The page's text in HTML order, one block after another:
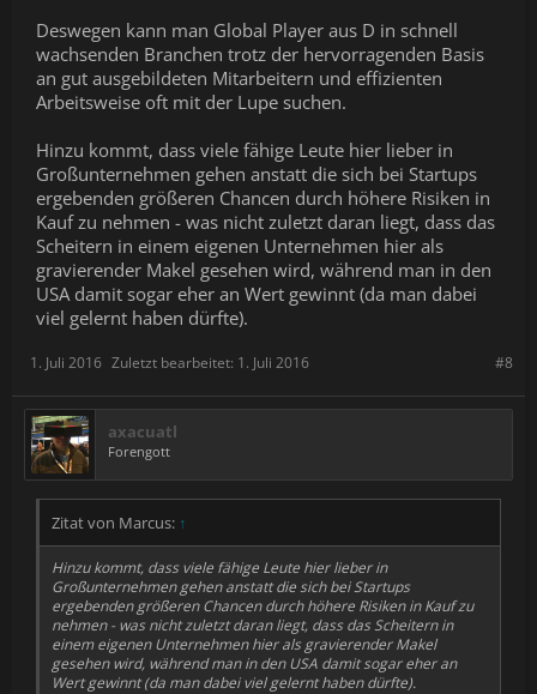
Deswegen kann man Global Player aus D in schnell
wachsenden Branchen trotz der hervorragenden Basis
an gut ausgebildeten Mitarbeitern und effizienten
Arbeitsweise oft mit der Lupe suchen.
Hinzu kommt, dass viele fähige Leute hier lieber in
Großunternehmen gehen anstatt die sich bei Startups
ergebenden größeren Chancen durch höhere Risiken in
Kauf zu nehmen - was nicht zuletzt daran liegt, dass das
Scheitern in einem eigenen Unternehmen hier als
gravierender Makel gesehen wird, während man in den
USA damit sogar eher an Wert gewinnt (da man dabei
viel gelernt haben dürfte).
#8
1. Juli 2016 Zuletzt bearbeitet: 1. Juli 2016
axacuatl
Forengott
Zitat von Marcus: ↑
Hinzu kommt, dass viele fähige Leute hier lieber in
Großunternehmen gehen anstatt die sich bei Startups
ergebenden größeren Chancen durch höhere Risiken in Kauf zu
nehmen - was nicht zuletzt daran liegt, dass das Scheitern in
einem eigenen Unternehmen hier als gravierender Makel
gesehen wird, während man in den USA damit sogar eher an
Wert gewinnt (da man dabei viel gelernt haben dürfte).